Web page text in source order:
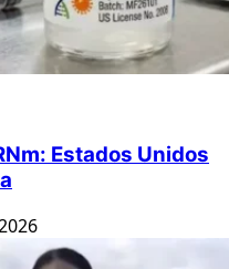
Estados Unidos